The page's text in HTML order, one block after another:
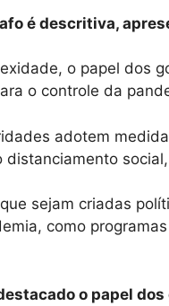
é descritiva,
o papel dos
o controle da
adotem
sejam criadas
como
o papel